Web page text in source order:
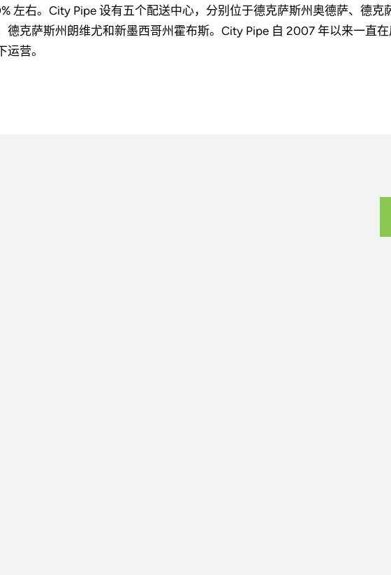
左右。City Pipe 设有五个配送中心，分别位于德克萨斯州奥德萨、德克
德克萨斯州朗维尤和新墨西哥州霍布斯。City Pipe 自 2007 年以来一直
运营。